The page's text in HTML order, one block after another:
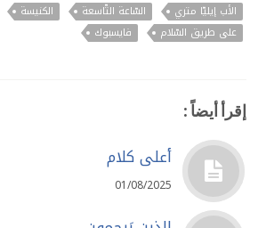
الأب إيليّا متري السّاعة التّاسعة الكنيسة
على طريق السّلام
فايسبوك
إقرأ أيضاً :
أعلى كلام
01/08/2025